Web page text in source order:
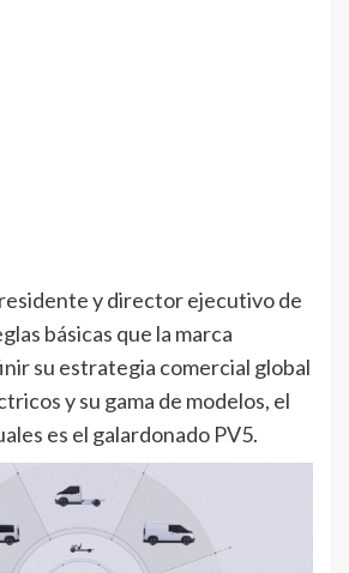
y director ejecutivo de
básicas que la marca
su estrategia comercial global
y su gama de modelos, el
es el galardonado PV5.